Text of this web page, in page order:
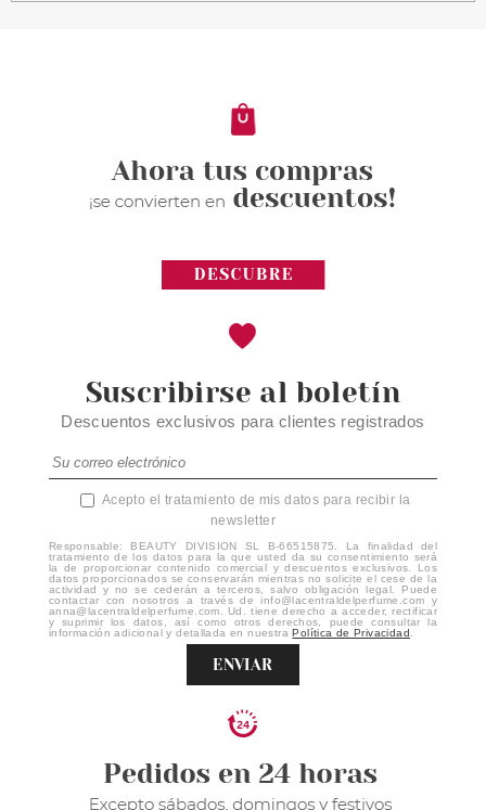
77.95€
Suscribirse al boletín
Descuentos exclusivos para clientes registrados
Acepto el tratamiento de mis datos para recibir la
newsletter
Responsable: BEAUTY DIVISION SL B-66515875. La finalidad del
tratamiento de los datos para la que usted da su consentimiento será
la de proporcionar contenido comercial y descuentos exclusivos. Los
datos proporcionados se conservarán mientras no solicite el cese de la
actividad y no se cederán a terceros, salvo obligación legal. Puede
contactar con nosotros a través de info@lacentraldelperfume.com y
anna@lacentraldelperfume.com. Ud. tiene derecho a acceder, rectificar
y suprimir los datos, así como otros derechos, puede consultar la
información adicional y detallada en nuestraPolítica de Privacidad
ENVIAR